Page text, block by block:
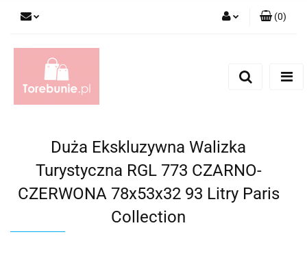
(0)
Duża Ekskluzywna Walizka
Turystyczna RGL 773 CZARNO-
CZERWONA 78x53x32 93 Litry Paris
Collection